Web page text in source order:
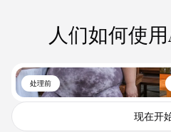
人们如何使
处理前
现在开